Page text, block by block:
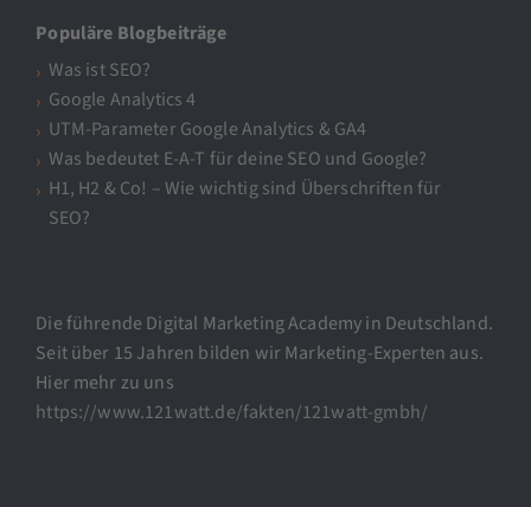
Populäre Blogbeiträge
Was ist SEO?
Google Analytics 4
UTM-Parameter Google Analytics & GA4
Was bedeutet E-A-T für deine SEO und Google?
H1, H2 & Co! – Wie wichtig sind Überschriften für
SEO?
Die führende Digital Marketing Academy in Deutschland.
Seit über 15 Jahren bilden wir Marketing-Experten aus.
Hier mehr zu uns
https://www.121watt.de/fakten/121watt-gmbh/